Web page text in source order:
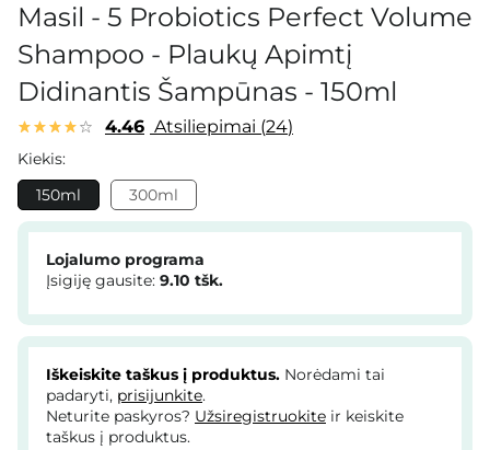
Masil - 5 Probiotics Perfect Volume
Shampoo - Plaukų Apimtį
Didinantis Šampūnas - 150ml
4.46 Atsiliepimai 24
Kiekis:
150ml
300ml
Lojalumo programa
Įsigiję gausite: 9.10 tšk.
Iškeiskite taškus į produktus. Norėdami tai
padaryti, prisijunkite.
Neturite paskyros? Užsiregistruokite ir keiskite
taškus į produktus.